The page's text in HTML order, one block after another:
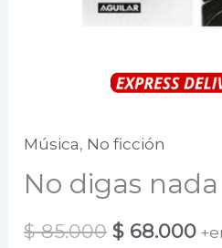
Música, No ficción
No digas nada
$85.000 El
$ 68.000El